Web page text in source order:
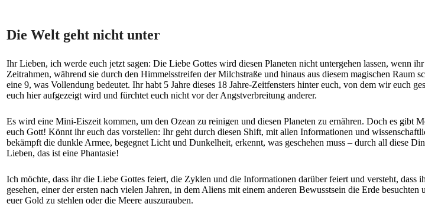
Die Welt geht nicht unter
Ihr Lieben, ich werde euch jetzt sagen: Die Liebe Gottes wird diesen Planeten nicht untergehen lassen, wenn
Zeitrahmen, während sie durch den Himmelsstreifen der Milchstraße und hinaus aus diesem magischen Raum
eine 9, was Vollendung bedeutet. Ihr habt 5 Jahre dieses 18 Jahre-Zeitfensters hinter euch, von dem wir euch
euch hier aufgezeigt wird und fürchtet euch nicht vor der Angstverbreitung anderer.
Es wird eine Mini-Eiszeit kommen, um den Ozean zu reinigen und diesen Planeten zu ernähren. Doch es gibt
euch Gott! Könnt ihr euch das vorstellen: Ihr geht durch diesen Shift, mit allen Informationen und
bekämpft die dunkle Armee, begegnet Licht und Dunkelheit, erkennt, was geschehen muss – durch all diese
Lieben, das ist eine Phantasie!
Ich möchte, dass ihr die Liebe Gottes feiert, die Zyklen und die Informationen darüber feiert und versteht,
gesehen, einer der ersten nach vielen Jahren, in dem Aliens mit einem anderen Bewusstsein die Erde
euer Gold zu stehlen oder die Meere auszurauben.